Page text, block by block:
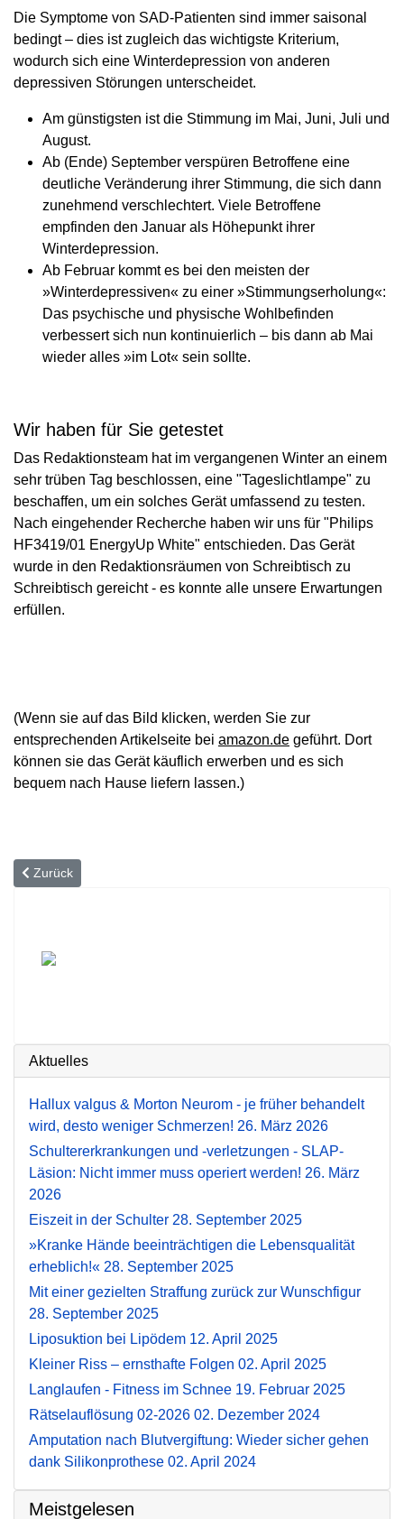
Die Symptome von SAD-Patienten sind immer saisonal
bedingt – dies ist zugleich das wichtigste Kriterium,
wodurch sich eine Winterdepression von anderen
depressiven Störungen unterscheidet.
Am günstigsten ist die Stimmung im Mai, Juni, Juli und
August.
Ab (Ende) September verspüren Betroffene eine
deutliche Veränderung ihrer Stimmung, die sich dann
zunehmend verschlechtert. Viele Betroffene
empfinden den Januar als Höhepunkt ihrer
Winterdepression.
Ab Februar kommt es bei den meisten der
»Winterdepressiven« zu einer »Stimmungserholung«:
Das psychische und physische Wohlbefinden
verbessert sich nun kontinuierlich – bis dann ab Mai
wieder alles »im Lot« sein sollte.
Wir haben für Sie getestet
Das Redaktionsteam hat im vergangenen Winter an einem
sehr trüben Tag beschlossen, eine "Tageslichtlampe" zu
beschaffen, um ein solches Gerät umfassend zu testen.
Nach eingehender Recherche haben wir uns für "Philips
HF3419/01 EnergyUp White" entschieden. Das Gerät
wurde in den Redaktionsräumen von Schreibtisch zu
Schreibtisch gereicht - es konnte alle unsere Erwartungen
erfüllen.
(Wenn sie auf das Bild klicken, werden Sie zur
entsprechenden Artikelseite bei amazon.de geführt. Dort
können sie das Gerät käuflich erwerben und es sich
bequem nach Hause liefern lassen.)
Vorheriger Beitrag: Wechseljahre – eine aufregende Zeit
Zurück
Aktuelles
Hallux valgus & Morton Neurom - je früher behandelt
wird, desto weniger Schmerzen! 26. März 2026
Schultererkrankungen und -verletzungen - SLAP-
Läsion: Nicht immer muss operiert werden! 26. März
2026
Eiszeit in der Schulter 28. September 2025
»Kranke Hände beeinträchtigen die Lebensqualität
erheblich!« 28. September 2025
Mit einer gezielten Straffung zurück zur Wunschfigur
28. September 2025
Liposuktion bei Lipödem 12. April 2025
Kleiner Riss – ernsthafte Folgen 02. April 2025
Langlaufen - Fitness im Schnee 19. Februar 2025
Rätselauflösung 02-2026 02. Dezember 2024
Amputation nach Blutvergiftung: Wieder sicher gehen
dank Silikonprothese 02. April 2024
Meistgelesen